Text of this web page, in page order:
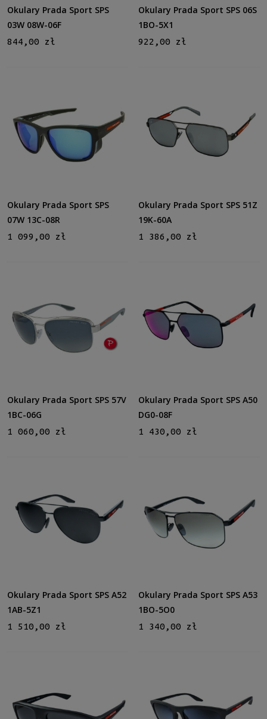
(2)
Rodzaj
Możliwość montażu soczewek z korekcją
Tak(12)
Średnie
(5)
Gwarancja
24 miesiące(13)
dostępny (13)
Nowość
Okulary Prada Sport SPS
03W 08W-06F
844,00 zł
Okulary Prada Sport SPS 06S
1BO-5X1
922,00 zł
Okulary Prada Sport SPS
07W 13C-08R
1 099,00 zł
Okulary Prada Sport SPS 51Z
19K-60A
1 386,00 zł
Okulary Prada Sport SPS 57V
1BC-06G
1 060,00 zł
Okulary Prada Sport SPS A50
DG0-08F
1 430,00 zł
Okulary Prada Sport SPS A52
1AB-5Z1
1 510,00 zł
Okulary Prada Sport SPS A53
1BO-5O0
1 340,00 zł